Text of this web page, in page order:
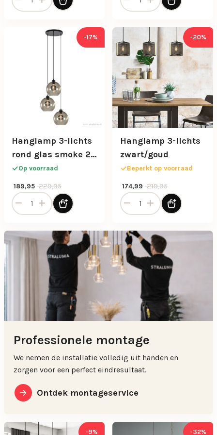
-17%
Hanglamp 3-lichts
rond glas smoke 25
cmOp voorraad
229,95
Oorspronkelijke prijs was: 229,95.
189,95
Huidige prijs is: 189,95.
Hanglamp 3-lichts rond glas smoke 25 cm aantal
-20%
Hanglamp 3-lichts
zwart/goud
Beperkt op voorraad
219,95
Oorspronkelijke prijs was:
174,99
Huidige prijs is: 174,99.
Hanglamp 3-lichts zwart/
Professionele montage
We nemen de installatie volledig uit handen en
zorgen voor een perfect eindresultaat.
Ontdek montageservice
-9% -32%